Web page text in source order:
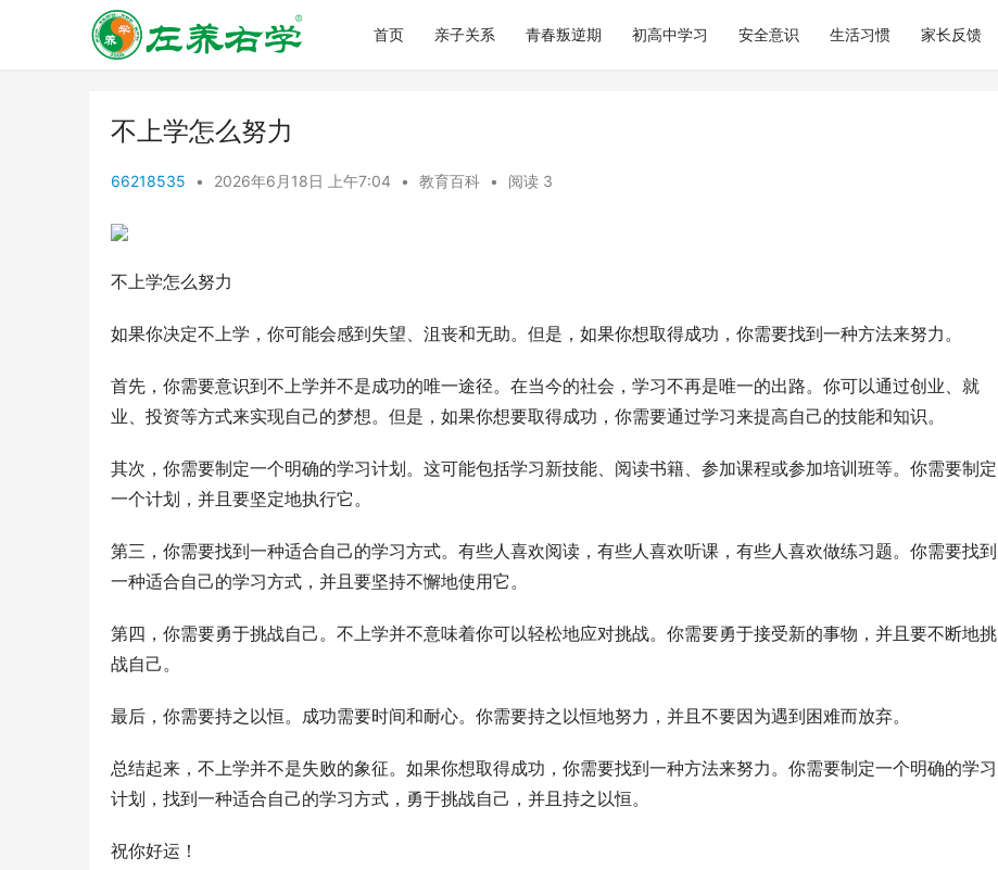
首页 亲子关系 青春叛逆期 初高中学习 安全意识 生活习惯 家长反馈
不上学怎么努力
66218535 • 2026年6月18日 上午7:04 • 教育百科 • 阅读 3
不上学怎么努力
如果你决定不上学，你可能会感到失望、沮丧和无助。但是，如果你想取得成功，你需要找到一种方法来努力。
首先，你需要意识到不上学并不是成功的唯一途径。在当今的社会，学习不再是唯一的出路。你可以通过创业、就
业、投资等方式来实现自己的梦想。但是，如果你想要取得成功，你需要通过学习来提高自己的技能和知识。
其次，你需要制定一个明确的学习计划。这可能包括学习新技能、阅读书籍、参加课程或参加培训班等。你需要制定
一个计划，并且要坚定地执行它。
第三，你需要找到一种适合自己的学习方式。有些人喜欢阅读，有些人喜欢听课，有些人喜欢做练习题。你需要找到
一种适合自己的学习方式，并且要坚持不懈地使用它。
第四，你需要勇于挑战自己。不上学并不意味着你可以轻松地应对挑战。你需要勇于接受新的事物，并且要不断地挑
战自己。
最后，你需要持之以恒。成功需要时间和耐心。你需要持之以恒地努力，并且不要因为遇到困难而放弃。
总结起来，不上学并不是失败的象征。如果你想取得成功，你需要找到一种方法来努力。你需要制定一个明确的学习
计划，找到一种适合自己的学习方式，勇于挑战自己，并且持之以恒。
祝你好运！